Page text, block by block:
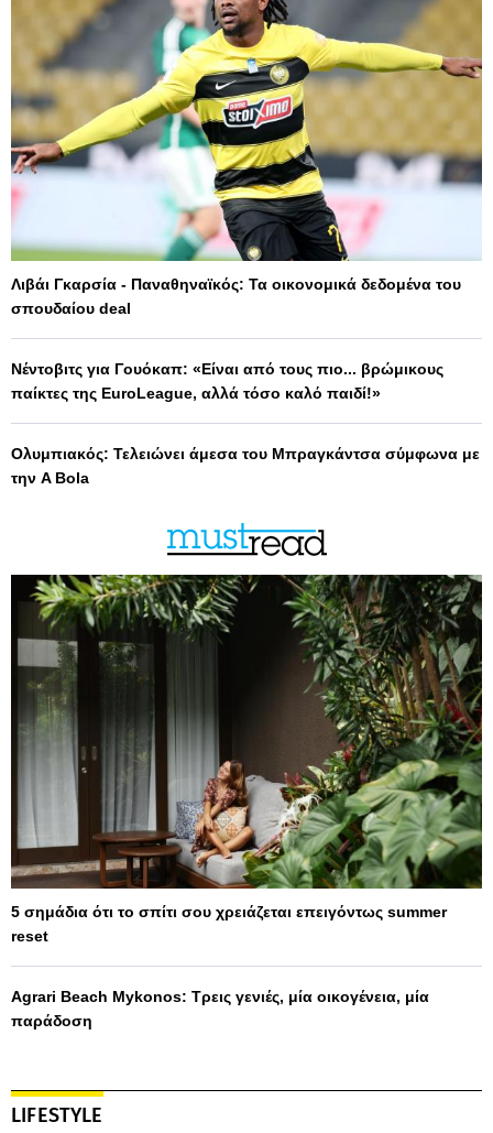
Λιβάι Γκαρσία - Παναθηναϊκός: Τα οικονομικά δεδομένα του
σπουδαίου deal
Νέντοβιτς για Γουόκαπ: «Είναι από τους πιο... βρώμικους
παίκτες της EuroLeague, αλλά τόσο καλό παιδί!»
Ολυμπιακός: Τελειώνει άμεσα του Μπραγκάντσα σύμφωνα με
την A Bola
5 σημάδια ότι το σπίτι σου χρειάζεται επειγόντως summer
reset
Agrari Beach Mykonos: Τρεις γενιές, μία οικογένεια, μία
παράδοση
LIFESTYLE